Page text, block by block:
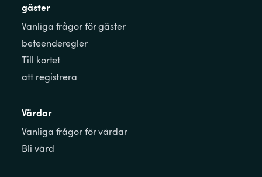
gäster
Vanliga frågor för gäster
beteenderegler
Till kortet
att registrera
Värdar
Vanliga frågor för värdar
Bli värd